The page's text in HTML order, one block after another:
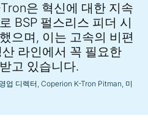
은 혁신에 대한 지속
BSP 펄스리스 피더 시
으며, 이는 고속의 비편
라인에서 꼭 필요한
고 있습니다.
업 디렉터, Coperion K-Tron Pitman, 미